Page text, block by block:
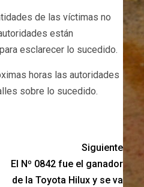
de las víctimas no
están
esclarecer lo sucedido.
horas las autoridades
sobre lo sucedido.
Siguiente
El Nº 0842 fue el ganador
de la Toyota Hilux y se va